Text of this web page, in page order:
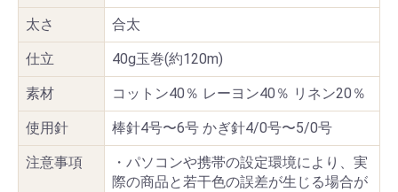
太さ 合太
仕立 40g玉巻(約120m)
素材 コットン40％ レーヨン40％ リネン20％
使用針 棒針4号〜6号 かぎ針4/0号〜5/0号
注意事項
・パソコンや携帯の設定環境により、実
際の商品と若干色の誤差が生じる場合が